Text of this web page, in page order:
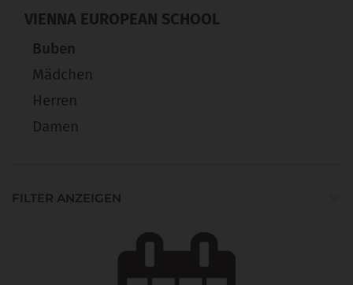
VIENNA EUROPEAN SCHOOL
Buben
Mädchen
Herren
Damen
FILTER ANZEIGEN